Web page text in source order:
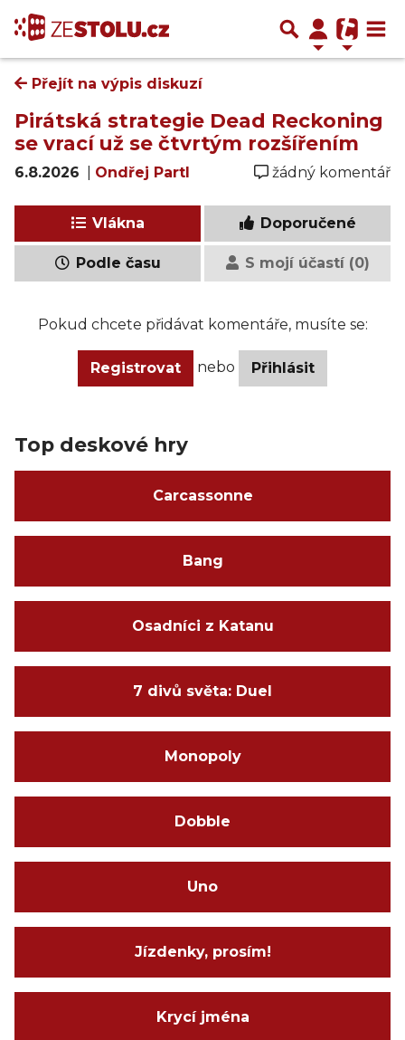
Přejít na výpis diskuzí
Pirátská strategie Dead Reckoning
se vrací už se čtvrtým rozšířením
6.8.2026 Ondřej Partl žádný komentář
Vlákna Doporučené
Podle času S mojí účastí (0)
Pokud chcete přidávat komentáře, musíte se:
Registrovat nebo Přihlásit
Top deskové hry
Carcassonne
Bang
Osadníci z Katanu
7 divů světa: Duel
Monopoly
Dobble
Uno
Jízdenky, prosím!
Krycí jména